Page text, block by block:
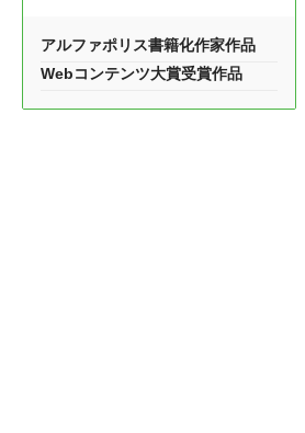
アルファポリス書籍化作家作品
Webコンテンツ大賞受賞作品